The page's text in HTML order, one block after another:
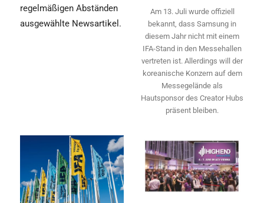
regelmäßigen Abständen
ausgewählte Newsartikel.
Am 13. Juli wurde offiziell
bekannt, dass Samsung in
diesem Jahr nicht mit einem
IFA-Stand in den Messehallen
vertreten ist. Allerdings will ­der
koreanische Konzern auf dem
Messegelände als
Hautsponsor des Creator Hubs
präsent bleiben.